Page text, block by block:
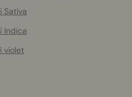
Sativa
Indica
violet